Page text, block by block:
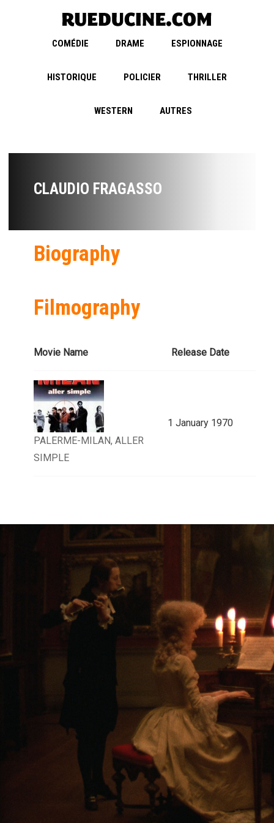
COMÉDIE DRAME ESPIONNAGE
HISTORIQUE POLICIER THRILLER
WESTERN AUTRES
CLAUDIO FRAGASSO
Biography
Filmography
Movie Name Release Date
PALERME-MILAN, ALLER
SIMPLE
1 January 1970